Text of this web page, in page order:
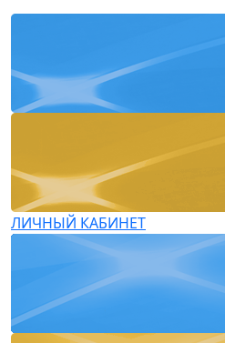
ЛИЧНЫЙ КАБИНЕТ